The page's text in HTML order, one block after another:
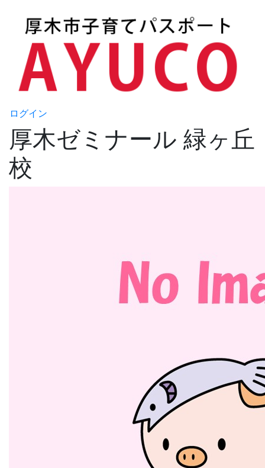
ログイン
厚木ゼミナール 緑ヶ丘
校